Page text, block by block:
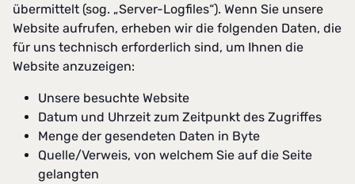
übermittelt (sog. „Server-Logfiles“). Wenn Sie unsere
Website aufrufen, erheben wir die folgenden Daten, die
für uns technisch erforderlich sind, um Ihnen die
Website anzuzeigen:
Unsere besuchte Website
Datum und Uhrzeit zum Zeitpunkt des Zugriffes
Menge der gesendeten Daten in Byte
Quelle/Verweis, von welchem Sie auf die Seite
gelangten